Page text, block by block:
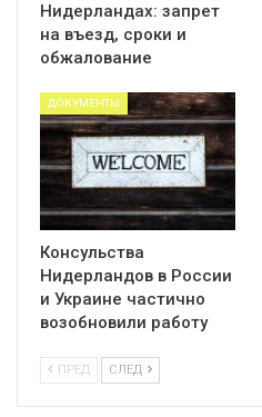
Нидерландах: запрет
на въезд, сроки и
обжалование
ДОКУМЕНТЫ
Консульства
Нидерландов в России
и Украине частично
возобновили работу
ПРЕД СЛЕД